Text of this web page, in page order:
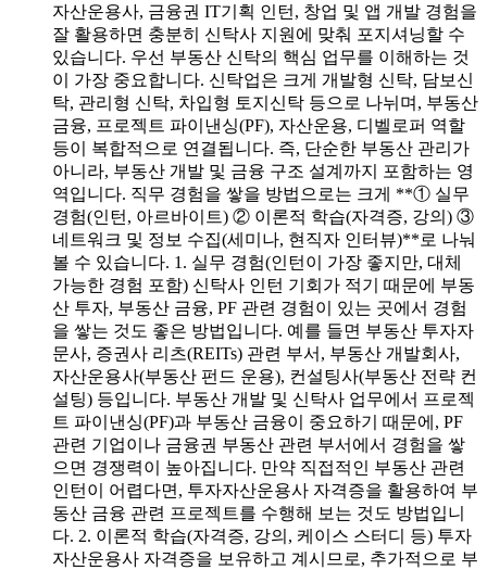
자산운용사, 금융권 IT기획 인턴, 창업 및 앱 개발 경험을
잘 활용하면 충분히 신탁사 지원에 맞춰 포지셔닝할 수
있습니다. 우선 부동산 신탁의 핵심 업무를 이해하는 것
이 가장 중요합니다. 신탁업은 크게 개발형 신탁, 담보신
탁, 관리형 신탁, 차입형 토지신탁 등으로 나뉘며, 부동산
금융, 프로젝트 파이낸싱(PF), 자산운용, 디벨로퍼 역할
등이 복합적으로 연결됩니다. 즉, 단순한 부동산 관리가
아니라, 부동산 개발 및 금융 구조 설계까지 포함하는 영
역입니다. 직무 경험을 쌓을 방법으로는 크게 **① 실무
경험(인턴, 아르바이트) ② 이론적 학습(자격증, 강의) ③
네트워크 및 정보 수집(세미나, 현직자 인터뷰)**로 나눠
볼 수 있습니다. 1. 실무 경험(인턴이 가장 좋지만, 대체
가능한 경험 포함) 신탁사 인턴 기회가 적기 때문에 부동
산 투자, 부동산 금융, PF 관련 경험이 있는 곳에서 경험
을 쌓는 것도 좋은 방법입니다. 예를 들면 부동산 투자자
문사, 증권사 리츠(REITs) 관련 부서, 부동산 개발회사,
자산운용사(부동산 펀드 운용), 컨설팅사(부동산 전략 컨
설팅) 등입니다. 부동산 개발 및 신탁사 업무에서 프로젝
트 파이낸싱(PF)과 부동산 금융이 중요하기 때문에, PF
관련 기업이나 금융권 부동산 관련 부서에서 경험을 쌓
으면 경쟁력이 높아집니다. 만약 직접적인 부동산 관련
인턴이 어렵다면, 투자자산운용사 자격증을 활용하여 부
동산 금융 관련 프로젝트를 수행해 보는 것도 방법입니
다. 2. 이론적 학습(자격증, 강의, 케이스 스터디 등) 투자
자산운용사 자격증을 보유하고 계시므로, 추가적으로 부